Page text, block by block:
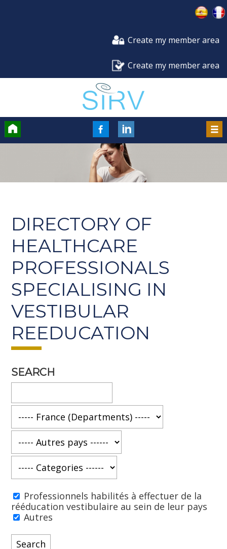
Create my member area
Create my member area
FaceBookLinkedIn
DIRECTORY OF
HEALTHCARE
PROFESSIONALS
SPECIALISING IN
VESTIBULAR
REEDUCATION
SEARCH
Professionnels habilités à effectuer de la
rééducation vestibulaire au sein de leur pays
Autres